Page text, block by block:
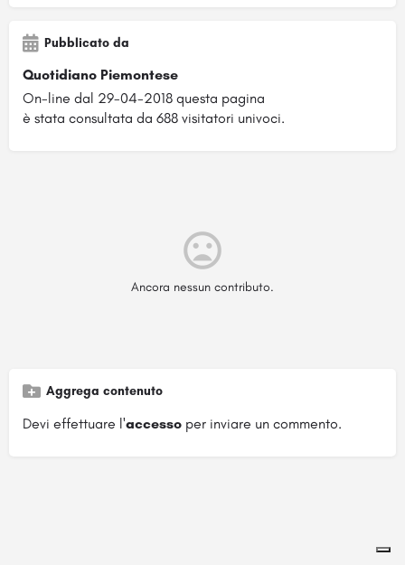
Pubblicato da
Quotidiano Piemontese
On-line dal 29-04-2018 questa pagina
è stata consultata da 688 visitatori univoci.
Ancora nessun contributo.
Aggrega contenuto
Devi effettuare l'accesso per inviare un commento.